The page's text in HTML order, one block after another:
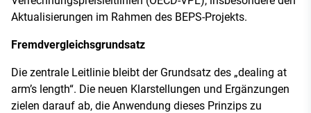
Aktualisierungen im Rahmen des BEPS-Projekts.
Fremdvergleichsgrundsatz
Die zentrale Leitlinie bleibt der Grundsatz des „dealing at
arm’s length“. Die neuen Klarstellungen und Ergänzungen
zielen darauf ab, die Anwendung dieses Prinzips zu